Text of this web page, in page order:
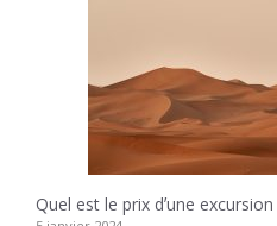
Quel est le prix dʼune